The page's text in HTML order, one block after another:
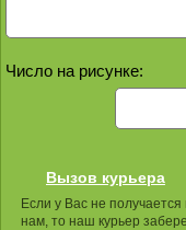
Число на рисунке:
Вызов курьера
Если у Вас не получается
нам, то наш курьер